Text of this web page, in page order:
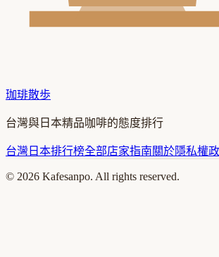
珈琲散歩
台灣與日本精品咖啡的態度排行
台灣 日本排行榜全部店家指南關於隱私權
© 2026 Kafesanpo. All rights reserved.